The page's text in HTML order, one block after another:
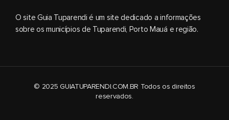
O site Guia Tuparendi é um site dedicado a informações
sobre os municípios de Tuparendi, Porto Mauá e região.
© 2025 GUIATUPARENDI.COM.BR Todos os direitos
reservados.